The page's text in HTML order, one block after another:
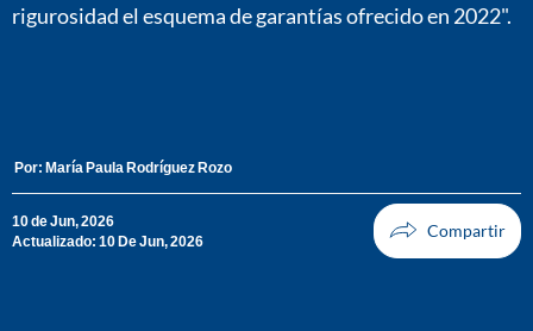
rigurosidad el esquema de garantías ofrecido en 2022".
Por: María Paula Rodríguez Rozo
10 de Jun, 2026
Actualizado: 10 De Jun, 2026